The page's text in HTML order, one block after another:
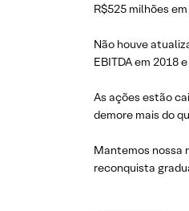
R$525 milhões
Não houve
EBITDA em 2018
As ações estão
demore mais do
Mantemos nossa
reconquista